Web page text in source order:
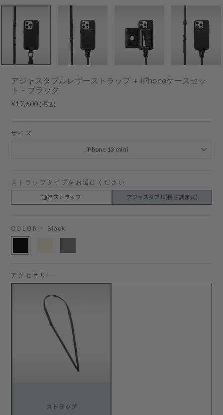
アジャスタブルレザーストラップ + iPhoneケースセッ
ト - ブラック
Regular
¥17,600 (税込)
サイズ
ストラップタイプをお選びください
通常ストラップ アジャスタブル(長さ調節式)
COLOR - Black
アクセサリー
ストラップ